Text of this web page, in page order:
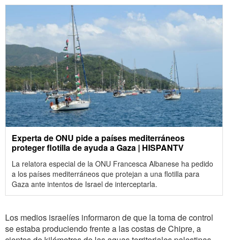
Experta de ONU pide a países mediterráneos
proteger flotilla de ayuda a Gaza | HISPANTV
La relatora especial de la ONU Francesca Albanese ha pedido
a los países mediterráneos que protejan a una flotilla para
Gaza ante intentos de Israel de interceptarla.
Los medios israelíes informaron de que la toma de control
se estaba produciendo frente a las costas de Chipre, a